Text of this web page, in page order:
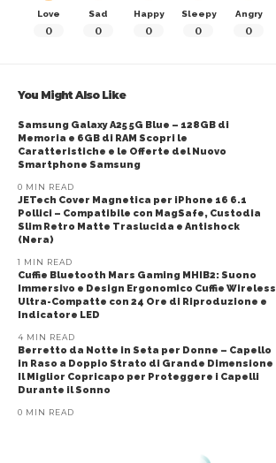
Love
0
Sad
0
Happy
0
Sleepy
0
Angry
0
You Might Also Like
Samsung Galaxy A25 5G Blue – 128GB di
Memoria e 6GB di RAM Scopri le
Caratteristiche e le Offerte del Nuovo
Smartphone Samsung
0 MIN READ
JETech Cover Magnetica per iPhone 16 6.1
Pollici – Compatibile con MagSafe, Custodia
Slim Retro Matte Traslucida e Antishock
(Nera)
1 MIN READ
Cuffie Bluetooth Mars Gaming MHIB2: Suono
Immersivo e Design Ergonomico Cuffie Wireless
Ultra-Compatte con 24 Ore di Riproduzione e
Indicatore LED
4 MIN READ
Berretto da Notte in Seta per Donne – Capello
in Raso a Doppio Strato di Grande Dimensione
Il Miglior Copricapo per Proteggere i Capelli
Durante il Sonno
0 MIN READ